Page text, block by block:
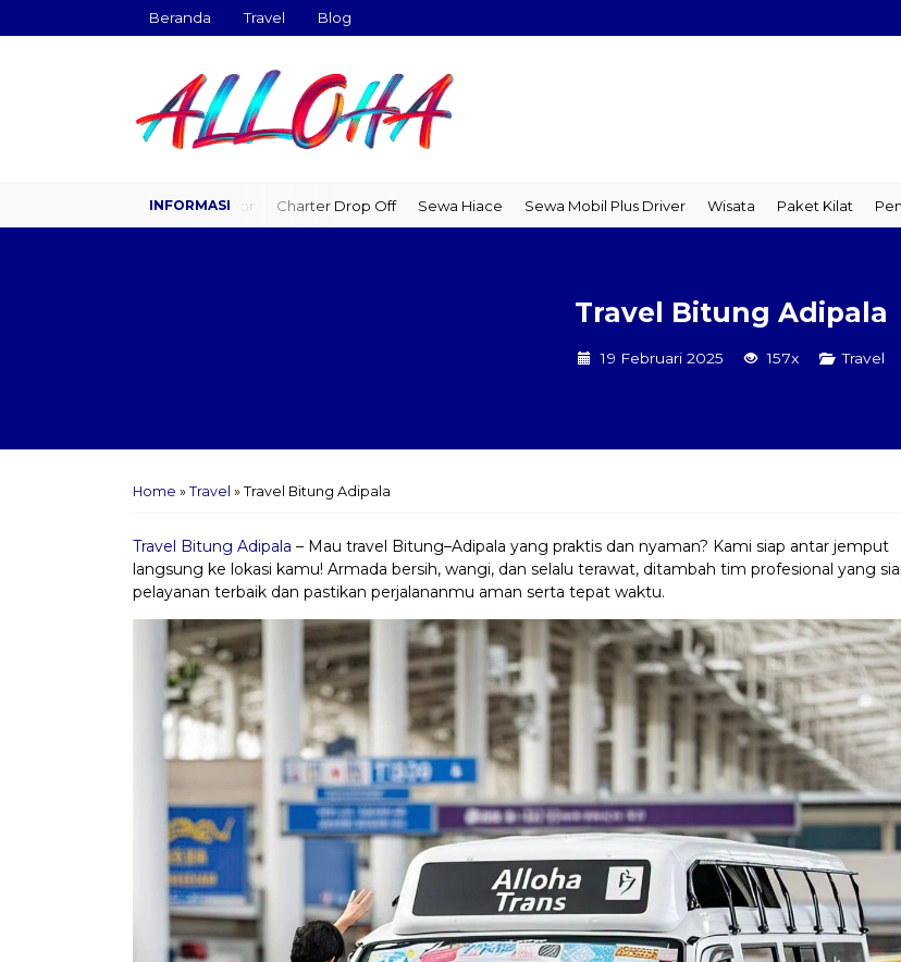
Beranda Travel Blog
Travel Door to Door Charter Drop Off Sewa Hiace Sewa Mobil Plus Driver Wisata Paket Kilat Pengiriman
Travel Bitung Adipala
19 Februari 2025 157x Travel
Home » Travel » Travel Bitung Adipala
Travel Bitung Adipala – Mau travel Bitung–Adipala yang praktis dan nyaman? Kami siap antar jemput
langsung ke lokasi kamu! Armada bersih, wangi, dan selalu terawat, ditambah tim profesional yang
pelayanan terbaik dan pastikan perjalananmu aman serta tepat waktu.